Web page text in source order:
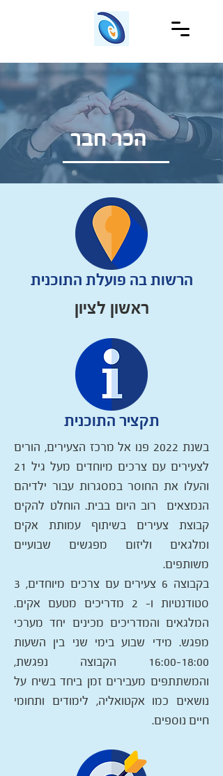
הכר חבר
הרשות בה פועלת התוכנית
ראשון לציון
תקציר התוכנית
בשנת 2022 פנו אל מרכז הצעירים, הורים
לצעירים עם צרכים מיוחדים מעל גיל 21
והעלו את החוסר במסגרות עבור ילדיהם
הנמצאים רוב היום בבית. הוחלט להקים
קבוצת צעירים בשיתוף עמותת אקים
ומלגאים וליזום מפגשים שבועיים
משותפים.
בקבוצה 6 צעירים עם צרכים מיוחדים, 3
סטודנטיות ו- 2 מדריכים מטעם אקים.
המלגאים והמדריכים מכינים יחד מערכי
מפגש. מידי שבוע בימי שני בין השעות
16:00-18:00 הקבוצה נפגשת,
והמשתתפים מעבירים זמן ביחד בשיח על
נושאים כמו אקטואליה, לימודים ותחומי
חיים נוספים.